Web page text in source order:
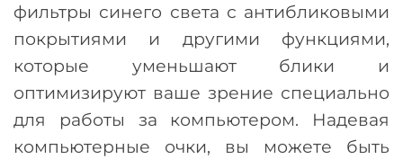
фильтры синего света с антибликовыми
покрытиями и другими функциями,
которые уменьшают блики и
оптимизируют ваше зрение специально
для работы за компьютером. Надевая
компьютерные очки, вы можете быть